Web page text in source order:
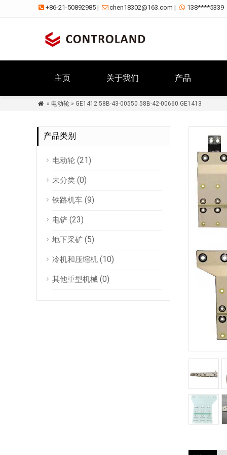
 +86-21-50892985 | chen18302@163.com |  138****5339
主页 关于我们 产品
 » 电动轮» GE1412 58B-43-00550 58B-42-00660 GE1413
产品类别
电动轮 (21)
未分类 (0)
铁路机车 (9)
电铲 (23)
地下采矿 (5)
冷机和压缩机 (10)
其他重型机械 (0)